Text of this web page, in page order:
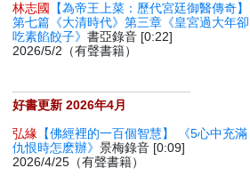
林志國
【為帝王上菜：歷代宮廷御醫傳奇】
第七篇《大清時代》第三章《皇宮過大年卻
吃素餡餃子》書亞錄音 [0:22]
2026/5/2（有聲書籍）
好書更新 2026年4月
弘緣 【佛經裡的一百個智慧】 《5心中充滿
仇恨時怎麽辦》景梅錄音 [0:09]
2026/4/25（有聲書籍）